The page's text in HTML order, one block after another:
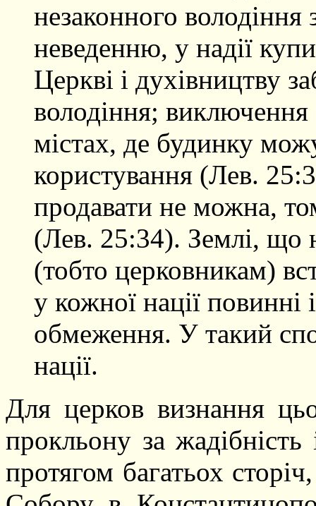
незаконного
неведенню, у надії
Церкві і духівництву
володіння;
містах, де будинку
користування (Лев.
продавати не можна,
(Лев. 25:34). Землі, що
(тобто церковникам)
у кожної нації повинні
обмеження. У такий
нації.
Для церков визнання
прокльону за
протягом багатьох